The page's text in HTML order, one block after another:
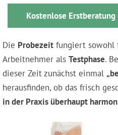
Kostenlose Erstberatung
Die Probezeit fungiert sowohl
Arbeitnehmer als Testphase.
dieser Zeit zunächst einmal
herausfinden, ob das frisch
in der Praxis überhaupt